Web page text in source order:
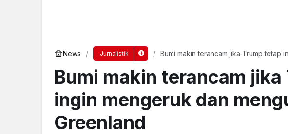
News Jurnalistik Bumi makin terancam jika Trump tetap
Bumi makin terancam
ingin mengeruk dan
Greenland